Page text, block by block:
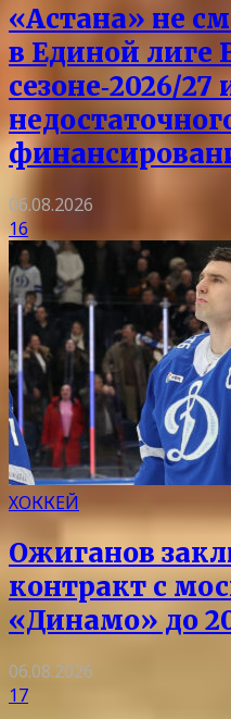
«Астана» не
в Единой лиге
сезоне‑2026/27
06.08.2026
16
ХОККЕЙ
Ожиганов
контракт с
«Динамо» до
06.08.2026
17